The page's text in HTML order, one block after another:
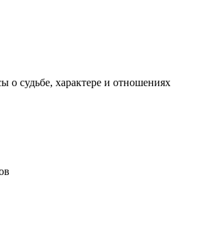
о судьбе, характере и отношениях